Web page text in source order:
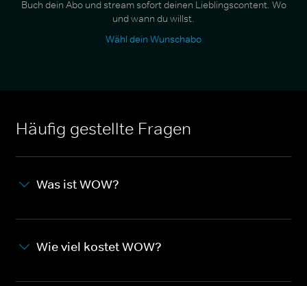
Buch dein Abo und stream sofort deinen Lieblingscontent. Wo
und wann du willst.
Wähl dein Wunschabo
Häufig gestellte Fragen
Was ist WOW?
Wie viel kostet WOW?